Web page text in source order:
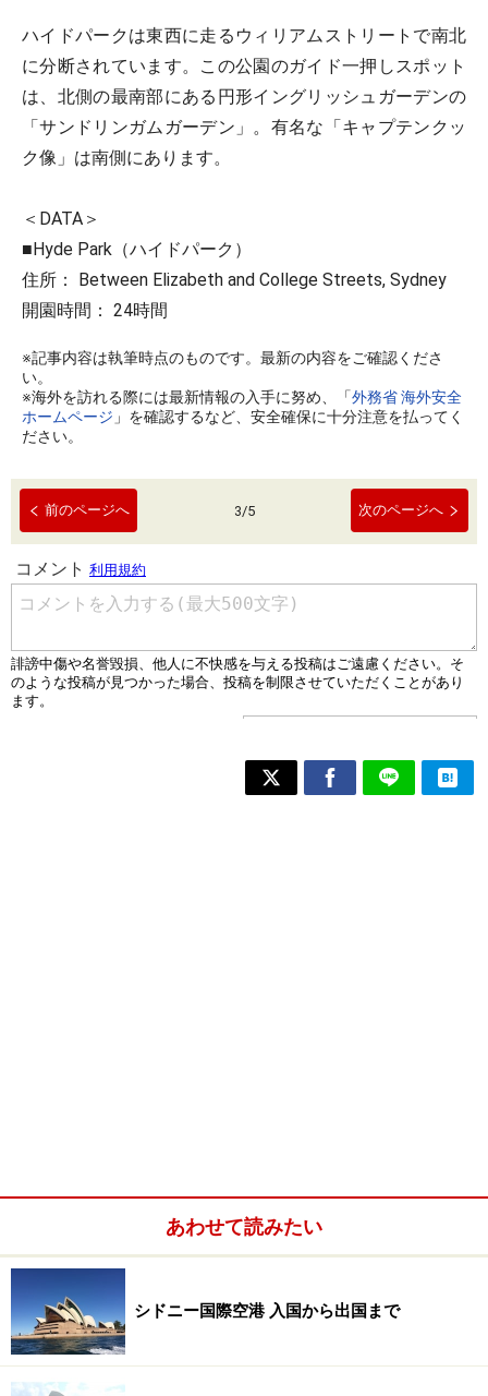
ハイドパークは東西に走るウィリアムストリートで南北
に分断されています。この公園のガイド一押しスポット
は、北側の最南部にある円形イングリッシュガーデンの
「サンドリンガムガーデン」。有名な「キャプテンクッ
ク像」は南側にあります。
＜DATA＞
■Hyde Park（ハイドパーク）
住所： Between Elizabeth and College Streets, Sydney
開園時間： 24時間
※記事内容は執筆時点のものです。最新の内容をご確認くださ
い。
※海外を訪れる際には最新情報の入手に努め、「外務省 海外安全
ホームページ 」を確認するなど、安全確保に十分注意を払ってく
ださい。
前のページへ 3/5 次のページへ
あわせて読みたい
シドニー国際空港 入国から出国まで